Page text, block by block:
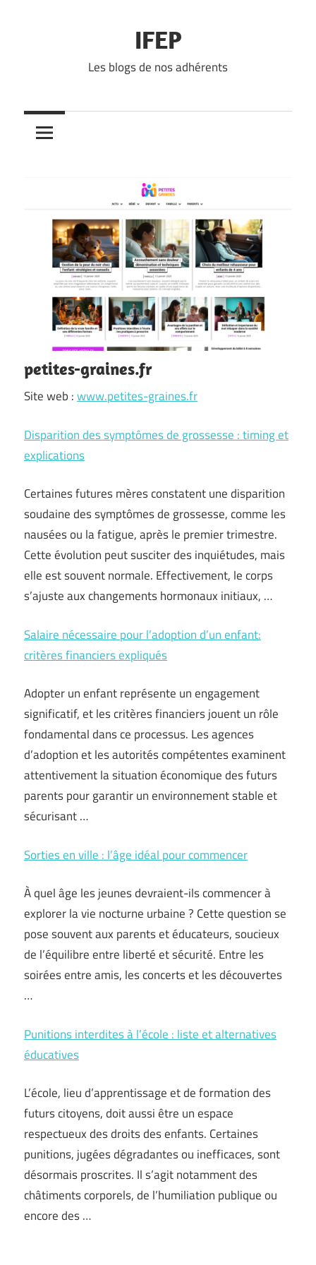
IFEP
Les blogs de nos adhérents
petites-graines.fr
Site web :www.petites-graines.fr
Disparition des symptômes de grossesse : timing et
explications
Certaines futures mères constatent une disparition
soudaine des symptômes de grossesse, comme les
nausées ou la fatigue, après le premier trimestre.
Cette évolution peut susciter des inquiétudes, mais
elle est souvent normale. Effectivement, le corps
s’ajuste aux changements hormonaux initiaux, …
Salaire nécessaire pour l’adoption d’un enfant:
critères financiers expliqués
Adopter un enfant représente un engagement
significatif, et les critères financiers jouent un rôle
fondamental dans ce processus. Les agences
d’adoption et les autorités compétentes examinent
attentivement la situation économique des futurs
parents pour garantir un environnement stable et
sécurisant …
Sorties en ville : l’âge idéal pour commencer
À quel âge les jeunes devraient-ils commencer à
explorer la vie nocturne urbaine ? Cette question se
pose souvent aux parents et éducateurs, soucieux
de l’équilibre entre liberté et sécurité. Entre les
soirées entre amis, les concerts et les découvertes
…
Punitions interdites à l’école : liste et alternatives
éducatives
L’école, lieu d’apprentissage et de formation des
futurs citoyens, doit aussi être un espace
respectueux des droits des enfants. Certaines
punitions, jugées dégradantes ou inefficaces, sont
désormais proscrites. Il s’agit notamment des
châtiments corporels, de l’humiliation publique ou
encore des …